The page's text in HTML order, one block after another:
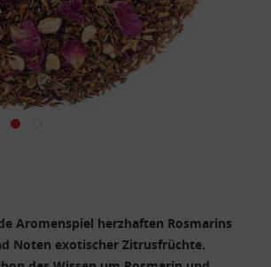
Aromenspiel herzhaften Rosmarins
Noten exotischer Zitrusfrüchte.